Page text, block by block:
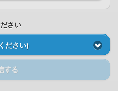
さい
ださい)
する